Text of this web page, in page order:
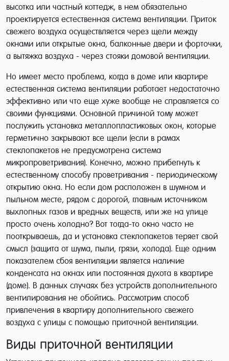
высотка или частный коттедж, в нем обязательно
проектируется естественная система вентиляции. Приток
свежего воздуха осуществляется через щели между
окнами или открытые окна, балконные двери и форточки,
а вытяжка воздуха - через стояки домовой вентиляции.
Но имеет место проблема, когда в доме или квартире
естественная система вентиляции работает недостаточно
эффективно или что еще хуже вообще не справляется со
своими функциями. Основной причиной тому может
послужить установка металлопластиковых окон, которые
герметично закрывают все щели (если в рамах
стеклопакетов не предусмотрена система
микропроветривания). Конечно, можно прибегнуть к
естественному способу проветривания - периодическому
открытию окна. Но если дом расположен в шумном и
пыльном месте, рядом с дорогой, главным источником
выхлопных газов и вредных веществ, или же на улице
просто очень холодно? Вот тогда-то окно часто не
пооткрываешь, да и установка стеклопакетов теряет свой
смысл (защита от шума, пыли, грязи, холода). Еще одним
показателем сбоя вентиляции является наличие
конденсата на окнах или постоянная духота в квартире
(доме). В данных случаях без устройств дополнительного
вентилирования не обойтись. Рассмотрим способ
привлечения в квартиру дополнительного свежего
воздуха с улицы с помощью приточной вентиляции.
Виды приточной вентиляции